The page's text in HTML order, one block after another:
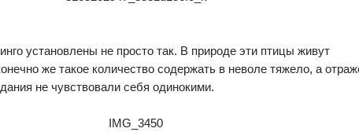
установлены не просто так. В природе эти птицы живут
же такое количество содержать в неволе тяжело, а
не чувствовали себя одинокими.